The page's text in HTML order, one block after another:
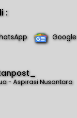
:
- Aspirasi Nusantara